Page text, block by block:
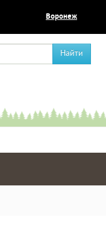
Воронеж
Найти